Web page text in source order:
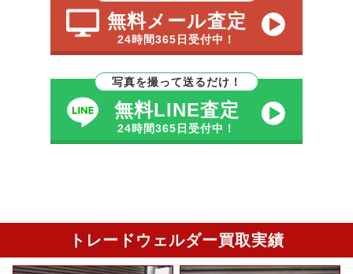
無料メール査定
24時間365日受付中！
写真を撮って送るだけ！
無料LINE査定
24時間365日受付中！
トレードウェルダー買取実績